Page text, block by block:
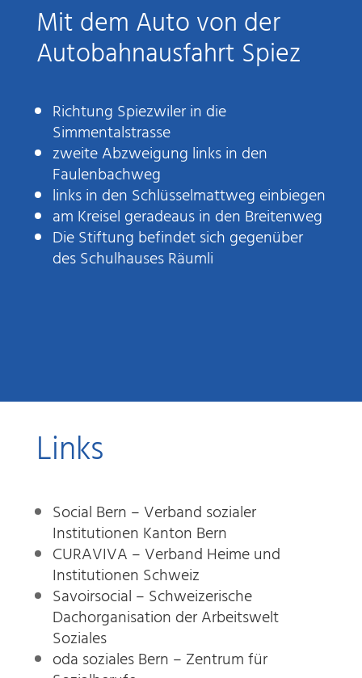
Mit dem Auto von der
Autobahnausfahrt Spiez
Richtung Spiezwiler in die
Simmentalstrasse
zweite Abzweigung links in den
Faulenbachweg
links in den Schlüsselmattweg einbiegen
am Kreisel geradeaus in den Breitenweg
Die Stiftung befindet sich gegenüber
des Schulhauses Räumli
Links
Social Bern – Verband sozialer
Institutionen Kanton Bern
CURAVIVA – Verband Heime und
Institutionen Schweiz
Savoirsocial – Schweizerische
Dachorganisation der Arbeitswelt
Soziales
oda soziales Bern – Zentrum für